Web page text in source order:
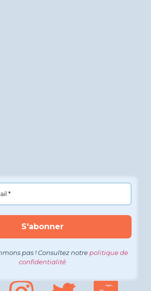
pas ! Consultez notrepolitique de
confidentialité